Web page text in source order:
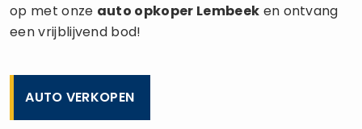
op met onze auto opkoper Lembeek en ontvang
een vrijblijvend bod!
AUTO VERKOPEN